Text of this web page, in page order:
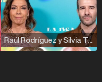
Raúl Rodríguez y Silvia Taulés nos cuentan su papel en 'La familia de la tele'